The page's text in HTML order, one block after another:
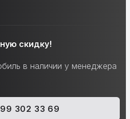
скидку!
в наличии у менеджера
302 33 69